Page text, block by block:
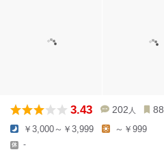
3.43 202 人
￥3,000～￥3,999 ～￥999
-